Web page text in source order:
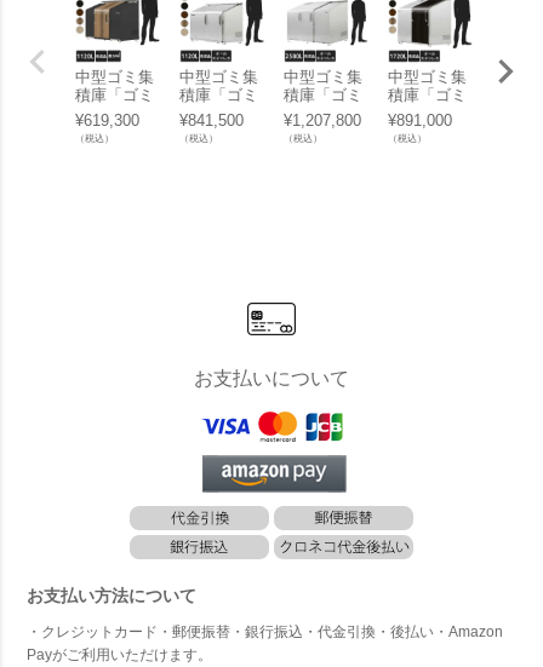
中型ゴミ集
積庫「ゴミ
ステーショ
ン スライド
ドア02 両開
¥619,300
（税込）
中型ゴミ集
積庫「ゴミ
ステーショ
ン スライド
ドア01 片開
¥841,500
（税込）
中型ゴミ集
積庫「ゴミ
ステーショ
ン スライド
ドア05 両開
¥1,207,800
（税込）
中型ゴミ集
積庫「ゴミ
ステーショ
ン スライド
ドア03 片開
¥891,000
（税込）
中型
お支払いについて
お支払い方法について
・クレジットカード・郵便振替・銀行振込・代金引換・後払い・Amazon
Payがご利用いただけます。